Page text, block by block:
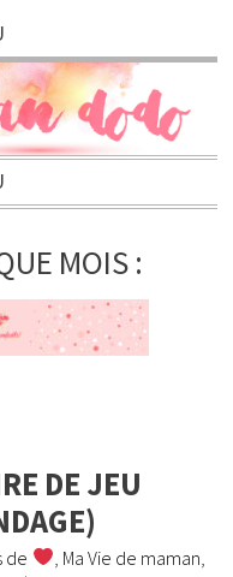
MOIS :
DE JEU
de Ma Vie de maman